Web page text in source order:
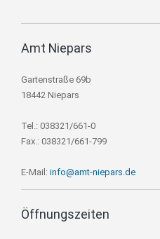
Amt Niepars
Gartenstraße 69b
18442 Niepars
Tel.: 038321/661-0
Fax.: 038321/661-799
E-Mail: info@amt-niepars.de
Öffnungszeiten